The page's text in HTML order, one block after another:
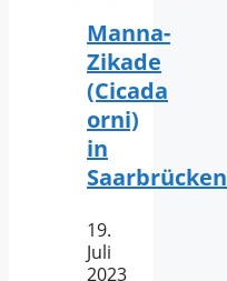
Manna-
Zikade
(Cicada
orni)
in
Saarbrücken
19.
Juli
2023